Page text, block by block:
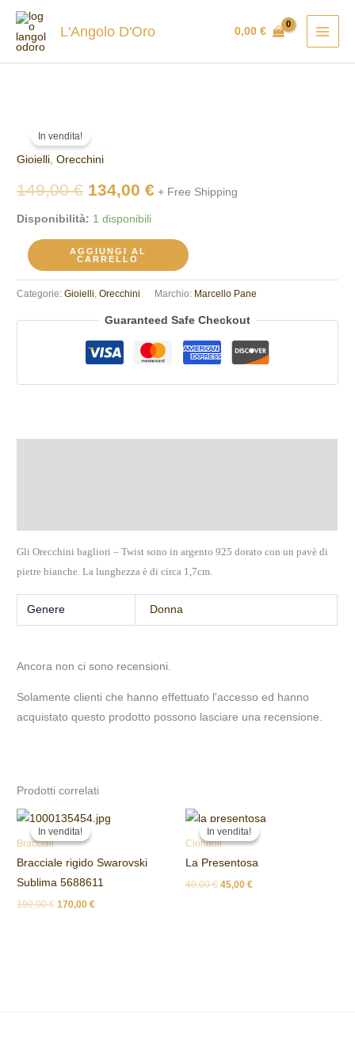
contenuto
L'Angolo D'Oro 0,00€
In vendita!
Gioielli ,Orecchini
149,00€
prezzo
originale
era:
149,00 €.
134,00€ attuale
134,00 €.
+ Free Shipping
Disponibilità: 1 disponibili
Marcello
Pane
quantità
AGGIUNGI AL
CARRELLO
Categorie:Gioielli,Orecchini Marchio: Marcello Pane
Guaranteed Safe Checkout
Gli Orecchini bagliori – Twist sono in argento 925 dorato con un pavè di
pietre bianche. La lunghezza è di circa 1,7cm.
Genere Donna
Ancora non ci sono recensioni.
Solamente clienti che hanno effettuato l'accesso ed hanno
acquistato questo prodotto possono lasciare una recensione.
Prodotti correlati
In vendita!
In vendita!
Bracciali
Bracciale rigido Swarovski
Sublima 5688611
199,00€
Il
prezzo
originale
199,00 €.
170,00€
Il
prezzo
170,00 €.
In vendita!
In vendita!
Ciondoli
La Presentosa
49,00€
prezzo
originale
49,00 €.
45,00 €
attuale
45,00 €.